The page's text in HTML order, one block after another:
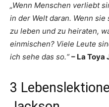
„Wenn Menschen verliebt
in der Welt daran. Wenn
zu leben und zu heiraten,
einmischen? Viele Leute
ich sehe das so.“– La Toya
3